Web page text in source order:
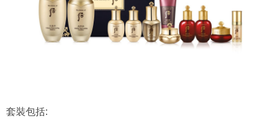
套裝包括: